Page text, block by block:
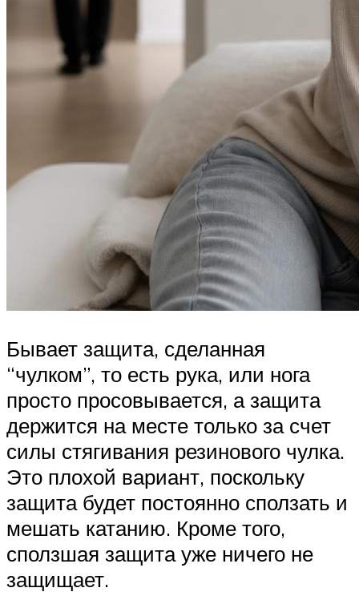
Бывает защита, сделанная
“чулком”, то есть рука, или нога
просто просовывается, а защита
держится на месте только за счет
силы стягивания резинового чулка.
Это плохой вариант, поскольку
защита будет постоянно сползать и
мешать катанию. Кроме того,
сползшая защита уже ничего не
защищает.